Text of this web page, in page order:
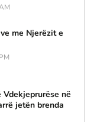
me Njerëzit e
në
jetën brenda